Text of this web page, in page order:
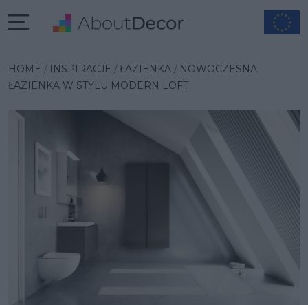
HOME INSPIRACJE ŁAZIENKA
NOWOCZESNA
ŁAZIENKA W STYLU MODERN LOFT